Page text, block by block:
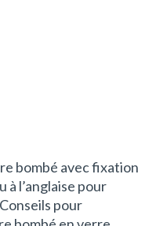
bombé avec fixation
à l’anglaise pour
pour